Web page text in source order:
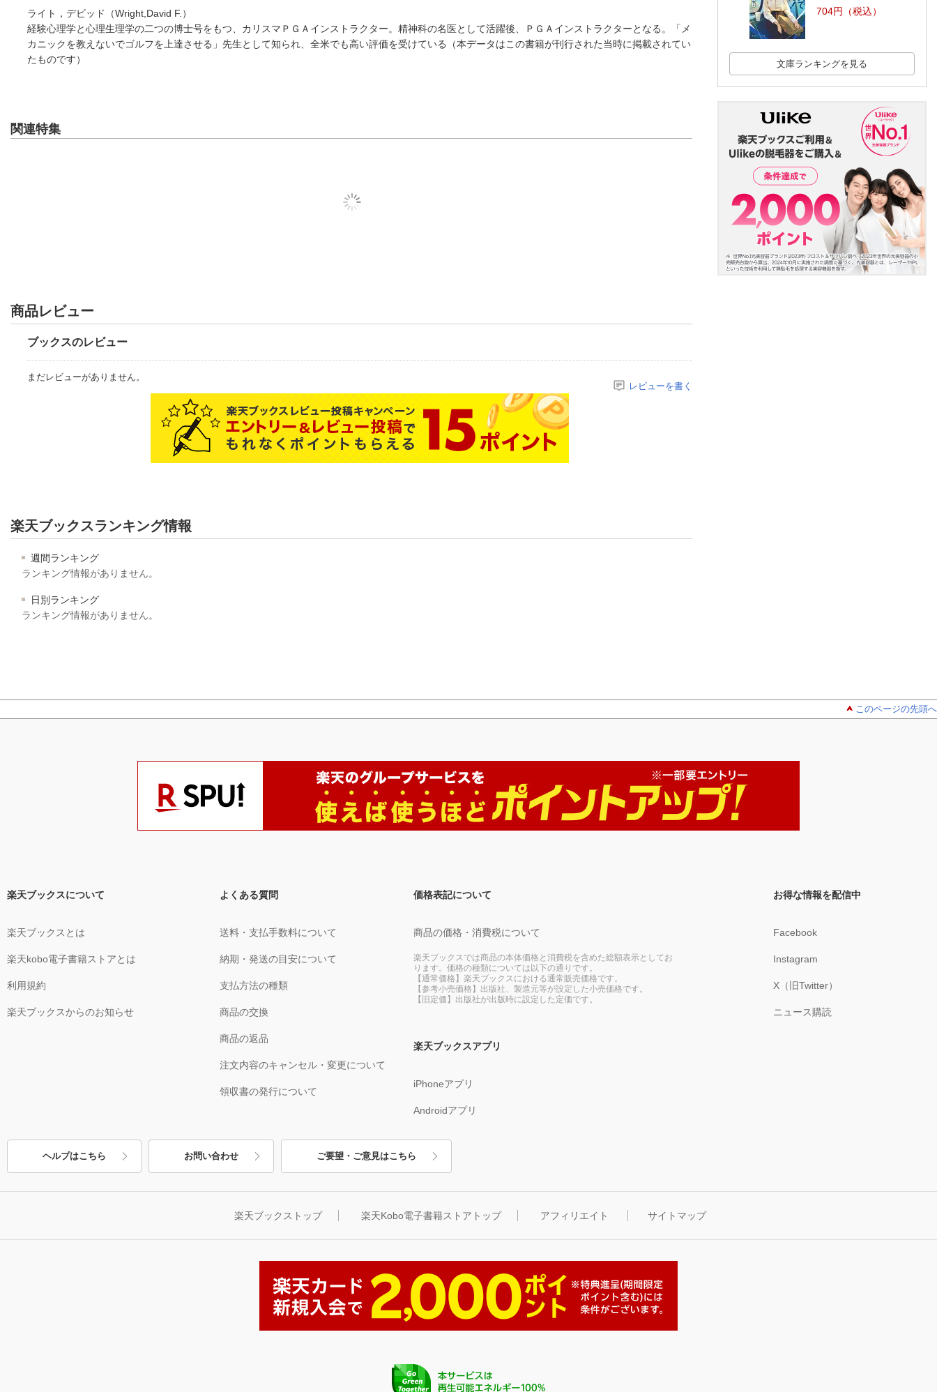
ライト，デビッド（Wright,David F.）
経験心理学と心理生理学の二つの博士号をもつ、カリスマＰＧＡインストラクター。精神科の名医として活躍後、ＰＧＡインストラクターとなる。「メ
カニックを教えないでゴルフを上達させる」先生として知られ、全米でも高い評価を受けている（本データはこの書籍が刊行された当時に掲載されてい
たものです）
関連特集
商品レビュー
ブックスのレビュー
まだレビューがありません。
レビューを書く
楽天ブックスランキング情報
週間ランキング
ランキング情報がありません。
日別ランキング
ランキング情報がありません。
704円（税込）
文庫ランキングを見る
このページの先頭へ
楽天ブックスについて
楽天ブックスとは
楽天kobo電子書籍ストアとは
利用規約
楽天ブックスからのお知らせ
よくある質問
送料・支払手数料について
納期・発送の目安について
支払方法の種類
商品の交換
商品の返品
注文内容のキャンセル・変更について
領収書の発行について
価格表記について
商品の価格・消費税について
楽天ブックスでは商品の本体価格と消費税を含めた総額表示としてお
ります。価格の種類については以下の通りです。
【通常価格】楽天ブックスにおける通常販売価格です。
【参考小売価格】出版社、製造元等が設定した小売価格です。
【旧定価】出版社が出版時に設定した定価です。
楽天ブックスアプリ
iPhoneアプリ
Androidアプリ
お得な情報を配信中
Facebook
Instagram
X（旧Twitter）
ニュース購読
ヘルプはこちら お問い合わせ ご要望・ご意見はこちら
楽天ブックストップ 楽天Kobo電子書籍ストアトップ アフィリエイト サイトマップ